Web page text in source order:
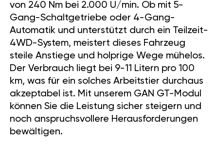
von 240 Nm bei 2.000 U/min. Ob mit 5-
Gang-Schaltgetriebe oder 4-Gang-
Automatik und unterstützt durch ein Teilzeit-
4WD-System, meistert dieses Fahrzeug
steile Anstiege und holprige Wege mühelos.
Der Verbrauch liegt bei 9-11 Litern pro 100
km, was für ein solches Arbeitstier durchaus
akzeptabel ist. Mit unserem GAN GT-Modul
können Sie die Leistung sicher steigern und
noch anspruchsvollere Herausforderungen
bewältigen.